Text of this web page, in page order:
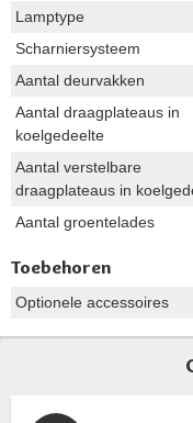
Lamptype
Scharniersysteem
Aantal deurvakken
Aantal draagplateaus in
koelgedeelte
Aantal verstelbare
draagplateaus in
Aantal groentelades
Toebehoren
Optionele accessoires